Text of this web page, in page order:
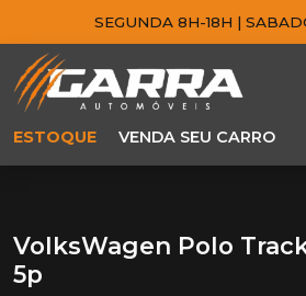
SEGUNDA 8H-18H |
ESTOQUE VENDA SEU CARRO
VolksWagen Polo
5p